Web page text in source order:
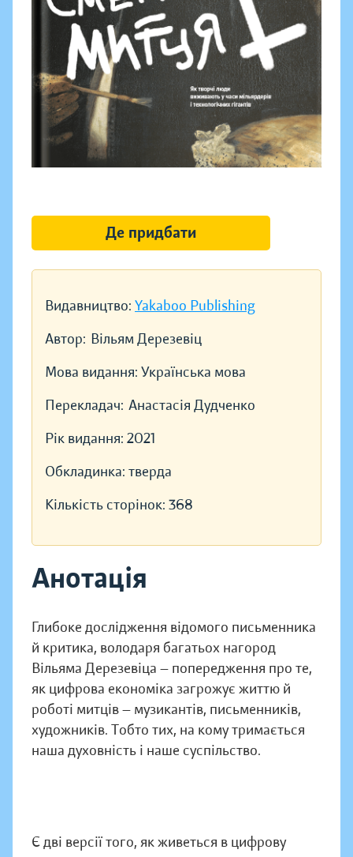
Видавництво: Yakaboo Publishing
Автор: Вільям Дерезевіц
Мова видання: Українська мова
Перекладач: Анастасія Дудченко
Рік видання: 2021
Обкладинка: тверда
Кількість сторінок: 368
Анотація
Глибоке дослідження відомого письменника
й критика, володаря багатьох нагород
Вільяма Дерезевіца — попередження про те,
як цифрова економіка загрожує життю й
роботі митців — музикантів, письменників,
художників. Тобто тих, на кому тримається
наша духовність і наше суспільство.
Є дві версії того, як живеться в цифрову
Де придбати